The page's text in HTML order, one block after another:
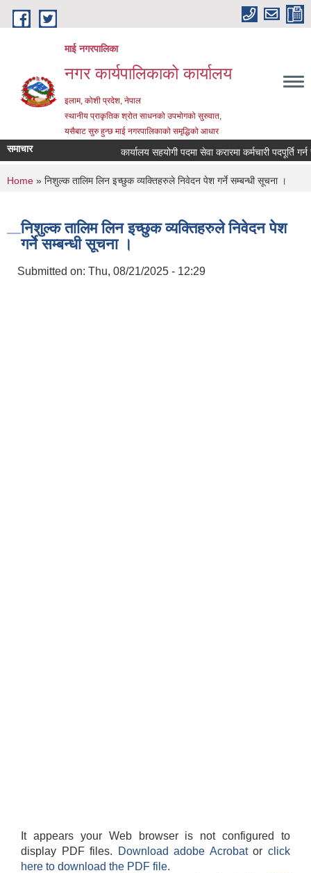
Skip to main content
माई नगरपालिका
नगर कार्यपालिकाको कार्यालय
इलाम, कोशी प्रदेश, नेपाल
स्थानीय प्राकृतिक श्रोत साधनको उपभोगको सुरुवात,
यसैबाट सुरु हुन्छ माई नगरपालिकाको समृद्धिको आधार
समाचार कार्यालय सहयोगी पदमा सेवा करारमा कर्मचारी पदपूर्ति गर्न
You are here
Home » निशुल्क तालिम लिन इच्छुक व्यक्तिहरुले निवेदन पेश गर्ने सम्बन्धी सूचना ।
निशुल्क तालिम लिन इच्छुक व्यक्तिहरुले निवेदन पेश
गर्ने सम्बन्धी सूचना ।
Submitted on: Thu, 08/21/2025 - 12:29
It appears your Web browser is not configured to
display PDF files.
Download adobe Acrobatorclick
here to download the PDF file.